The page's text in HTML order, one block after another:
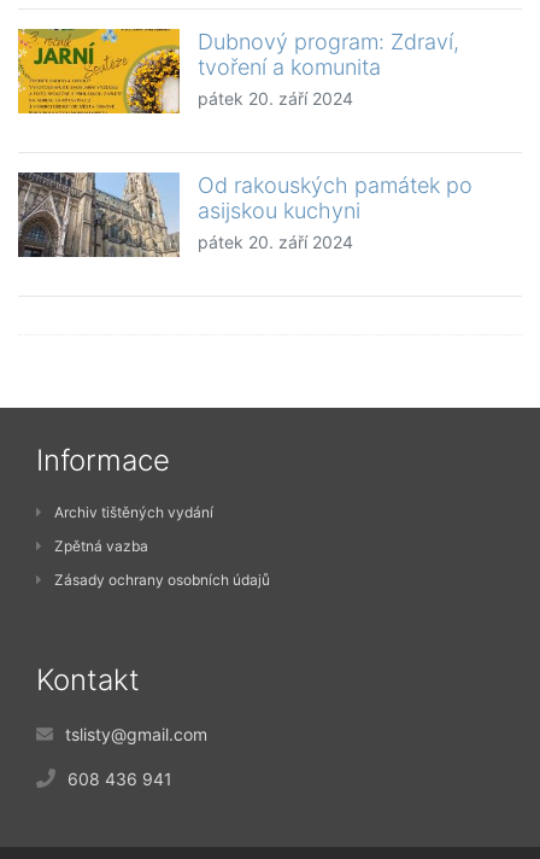
Dubnový program: Zdraví,
tvoření a komunita
pátek 20. září 2024
Od rakouských památek po
asijskou kuchyni
pátek 20. září 2024
Informace
Archiv tištěných vydání
Zpětná vazba
Zásady ochrany osobních údajů
Kontakt
tslisty@gmail.com
608 436 941